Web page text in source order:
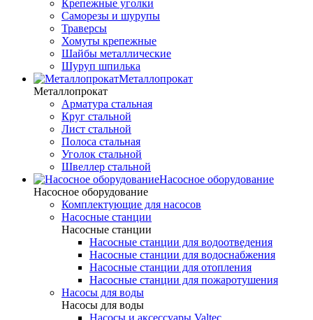
Крепежные уголки
Саморезы и шурупы
Траверсы
Хомуты крепежные
Шайбы металлические
Шуруп шпилька
Металлопрокат
Металлопрокат
Арматура стальная
Круг стальной
Лист стальной
Полоса стальная
Уголок стальной
Швеллер стальной
Насосное оборудование
Насосное оборудование
Комплектующие для насосов
Насосные станции
Насосные станции
Насосные станции для водоотведения
Насосные станции для водоснабжения
Насосные станции для отопления
Насосные станции для пожаротушения
Насосы для воды
Насосы для воды
Насосы и аксессуары Valtec